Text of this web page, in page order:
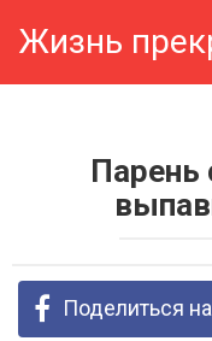
Жизнь
Парень
Поделиться